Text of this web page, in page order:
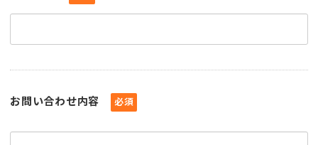
お問い合わせ内容 必須